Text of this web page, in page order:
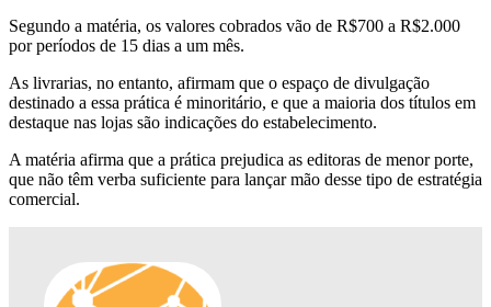
Segundo a matéria, os valores cobrados vão de R$700 a R$2.000
por períodos de 15 dias a um mês.
As livrarias, no entanto, afirmam que o espaço de divulgação
destinado a essa prática é minoritário, e que a maioria dos títulos em
destaque nas lojas são indicações do estabelecimento.
A matéria afirma que a prática prejudica as editoras de menor porte,
que não têm verba suficiente para lançar mão desse tipo de estratégia
comercial.